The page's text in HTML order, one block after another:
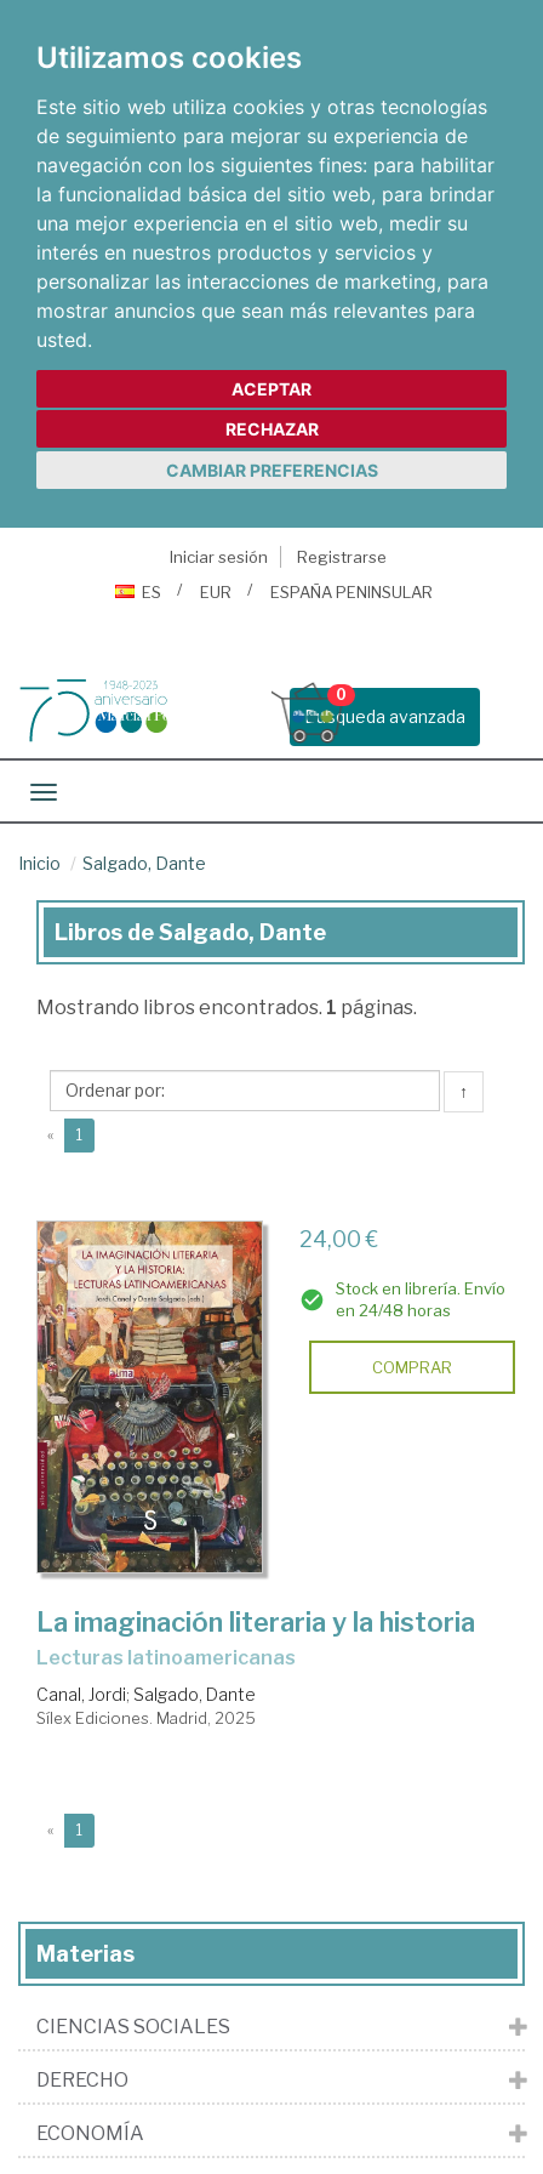
Utilizamos cookies
Este sitio web utiliza cookies y otras tecnologías
de seguimiento para mejorar su experiencia de
navegación con los siguientes fines: para habilitar
la funcionalidad básica del sitio web, para brindar
una mejor experiencia en el sitio web, medir su
interés en nuestros productos y servicios y
personalizar las interacciones de marketing, para
mostrar anuncios que sean más relevantes para
usted.
ACEPTAR
RECHAZAR
CAMBIAR PREFERENCIAS
Iniciar sesión
Registrarse
ES
EUR ESPAÑA PENINSULAR
Busqueda avanzada
0
Toggle navigation
Inicio Salgado, Dante
Libros
Salgado,
Libros de Salgado, Dante
Mostrando libros encontrados. 1 páginas.
↑
« 1
24,00 €
Stock en librería. Envío
en 24/48 horas
COMPRAR
La imaginación literaria y la historia
lecturas latinoamericanas
Canal, Jordi; Salgado, Dante
Sílex Ediciones. Madrid, 2025
« 1
Materias
CIENCIAS SOCIALES
DERECHO
ECONOMÍA